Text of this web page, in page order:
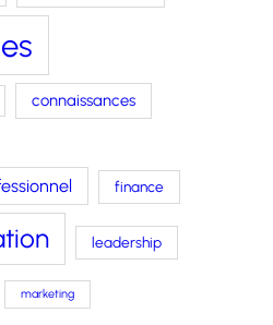
connaissances
finance
leadership
marketing